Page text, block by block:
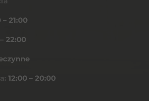
– 21:00
22:00
12:00 – 20:00